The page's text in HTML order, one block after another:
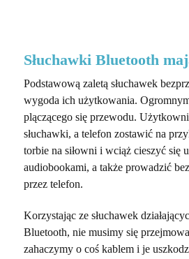
Słuchawki Bluetooth
Podstawową zaletą słuchawek
wygoda ich użytkowania.
plączącego się przewodu.
słuchawki, a telefon zostawić na
torbie na siłowni i wciąż cieszyć się
audiobookami, a także prowadzić
przez telefon.
Korzystając ze słuchawek
Bluetooth, nie musimy się
zahaczymy o coś kablem i je